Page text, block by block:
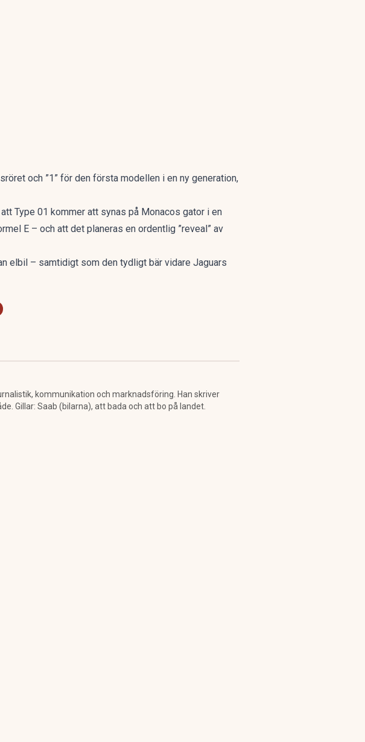
och ”1” för den första modellen i en ny generation,
Type 01 kommer att synas på Monacos gator i en
E – och att det planeras en ordentlig ”reveal” av
elbil – samtidigt som den tydligt bär vidare Jaguars
kommunikation och marknadsföring. Han skriver
Gillar: Saab (bilarna), att bada och att bo på landet.